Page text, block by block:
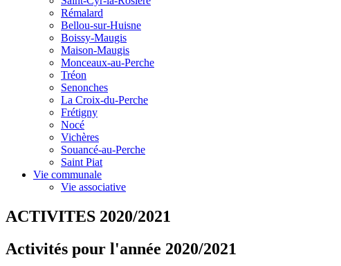
Rémalard
Bellou-sur-Huisne
Boissy-Maugis
Maison-Maugis
Monceaux-au-Perche
Tréon
Senonches
La Croix-du-Perche
Frétigny
Nocé
Vichères
Souancé-au-Perche
Saint Piat
Vie communale
Vie associative
ACTIVITES 2020/2021
Activités pour l'année 2020/2021